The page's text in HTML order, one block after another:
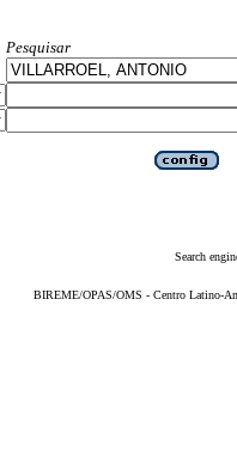
Pesquisar
Search
BIREME/OPAS/OMS - Centro Latino-